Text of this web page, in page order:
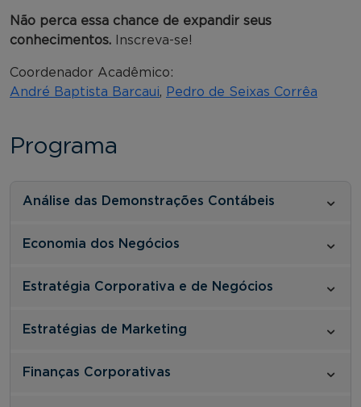
Não perca essa chance de expandir seus
conhecimentos. Inscreva-se!
Coordenador Acadêmico:
André Baptista Barcaui, Pedro de Seixas Corrêa
Programa
Análise das Demonstrações Contábeis
Economia dos Negócios
Estratégia Corporativa e de Negócios
Estratégias de Marketing
Finanças Corporativas